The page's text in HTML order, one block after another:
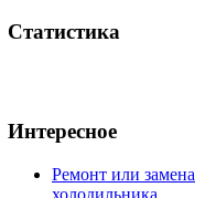
Статистика
Интересное
Ремонт или замена